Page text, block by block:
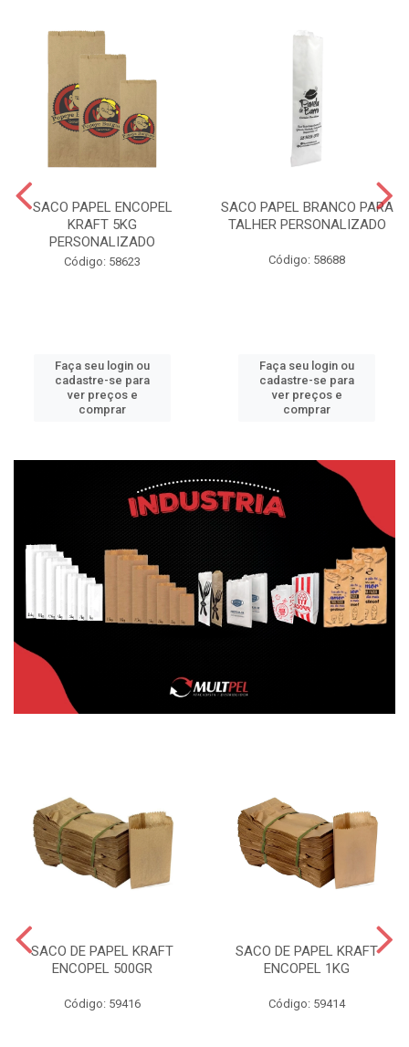
SACO PAPEL ENCOPEL
KRAFT 5KG
PERSONALIZADO
Código: 58623
Faça seu login ou
cadastre-se para
ver preços e
comprar
SACO PAPEL BRANCO PARA
TALHER PERSONALIZADO
Código: 58688
Faça seu login ou
cadastre-se para
ver preços e
comprar
SACO DE PAPEL KRAFT
ENCOPEL 500GR
Código: 59416
SACO DE PAPEL KRAFT
ENCOPEL 1KG
Código: 59414